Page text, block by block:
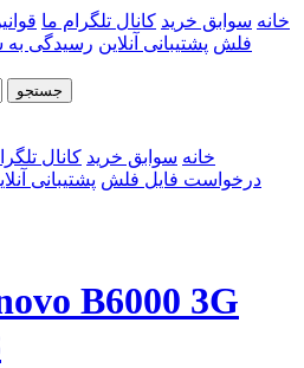
خانه سوابق خرید کانال تلگرام ما
فلش پشتیبانی آنلاین رسیدگی به
جستجو
خانه سوابق خرید کانال
درخواست فایل فلش پشتیبانی